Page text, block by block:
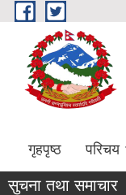
Skip to main content
गृहपृष्ठ परिचय
सुचना तथा समाचार